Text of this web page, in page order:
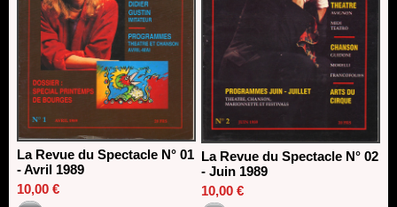
La Revue du Spectacle N° 01
- Avril 1989
10,00 €
La Revue du Spectacle N° 02
- Juin 1989
10,00 €